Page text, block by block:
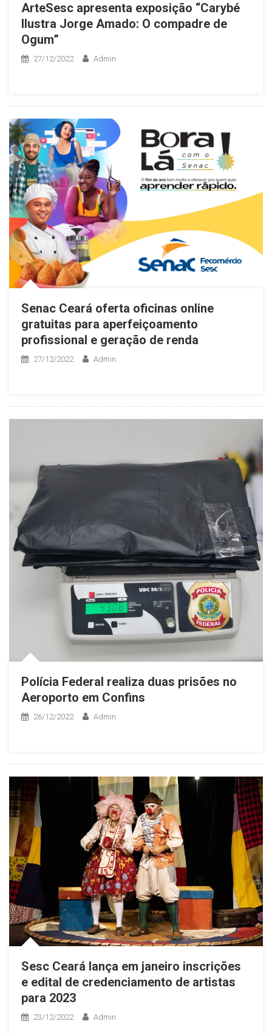
ArteSesc apresenta exposição “Carybé
Ilustra Jorge Amado: O compadre de
Ogum”
27/12/2022 Admin
Senac Ceará oferta oficinas online
gratuitas para aperfeiçoamento
profissional e geração de renda
27/12/2022 Admin
Polícia Federal realiza duas prisões no
Aeroporto em Confins
26/12/2022 Admin
Sesc Ceará lança em janeiro inscrições
e edital de credenciamento de artistas
para 2023
23/12/2022 Admin